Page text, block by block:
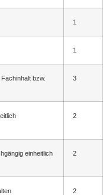
1
1
bzw.
3
2
einheitlich
2
2